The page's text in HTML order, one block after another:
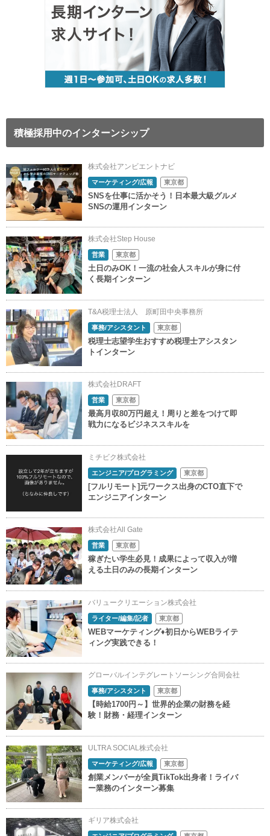
積極採用中のインターンシップ
株式会社アンビエントナビ
マーケティング/広報 東京都
SNSを仕事に活かそう！日本最大級グルメ
SNSの運用インターン
株式会社Step House
営業 東京都
土日のみOK！一流の社会人スキルが身に付
く長期インターン
T&A税理士法人 原町田中央事務所
事務/アシスタント 東京都
税理士志望学生おすすめ税理士アシスタン
トインターン
株式会社DRAFT
営業 東京都
最高月収80万円超え！周りと差をつけて即
戦力になるビジネススキルを
ミチビク株式会社
エンジニア/プログラミング 東京都
[フルリモート]元ワークス出身のCTO直下で
エンジニアインターン
株式会社All Gate
営業 東京都
稼ぎたい学生必見！成果によって収入が増
える土日のみの長期インターン
バリュークリエーション株式会社
ライター/編集/記者 東京都
WEBマーケティング♦初日からWEBライテ
ィング実践できる！
グローバルインテグレートソーシング合同会社
事務/アシスタント 東京都
【時給1700円～】世界的企業の財務を経
験！財務・経理インターン
ULTRA SOCIAL株式会社
マーケティング/広報 東京都
創業メンバーが全員TikTok出身者！ライバ
ー業務のインターン募集
ギリア株式会社